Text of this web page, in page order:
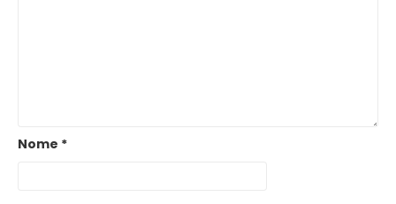
Nome *